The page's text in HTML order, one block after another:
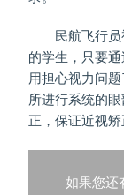
民航飞行员
的学生，只要
用担心视力问
所进行系统的
正，保证近视矫
如果您还